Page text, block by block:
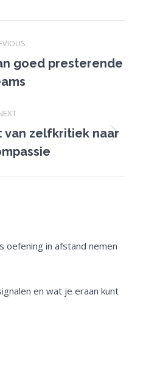
Previous
post:
goed presterende
Next
post:
van zelfkritiek naar
oefening in afstand nemen
en wat je eraan kunt